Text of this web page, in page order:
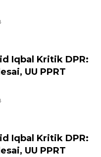
Iqbal Kritik DPR:
UU PPRT
Iqbal Kritik DPR:
UU PPRT